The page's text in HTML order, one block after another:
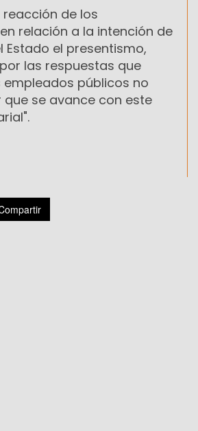
de los
relación a la intención de
Estado el presentismo,
las respuestas que
empleados públicos no
se avance con este